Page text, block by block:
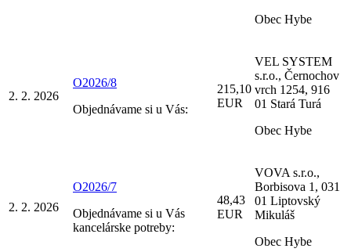
Obec Hybe
2. 2. 2026
O2026/8
Objednávame si u Vás:
215,10
EUR
VEL SYSTEM
s.r.o., Černochov
vrch 1254, 916
01 Stará Turá
Obec Hybe
2. 2. 2026
O2026/7
Objednávame si u Vás
kancelárske potreby:
48,43
EUR
VOVA s.r.o.,
Borbisova 1, 031
01 Liptovský
Mikuláš
Obec Hybe